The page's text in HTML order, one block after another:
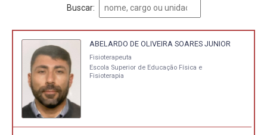
Buscar:
ABELARDO DE OLIVEIRA SOARES JUNIOR
Fisioterapeuta
Escola Superior de Educação Física e
Fisioterapia